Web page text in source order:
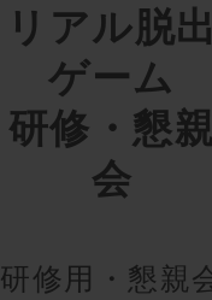
リアル脱
ゲーム
研修・懇
会
研修用・懇親